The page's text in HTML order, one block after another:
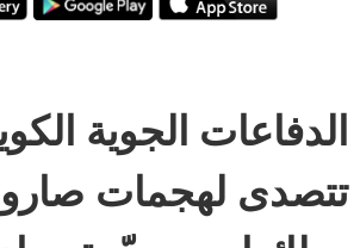
الدفاعات الجوية
تتصدى لهجمات